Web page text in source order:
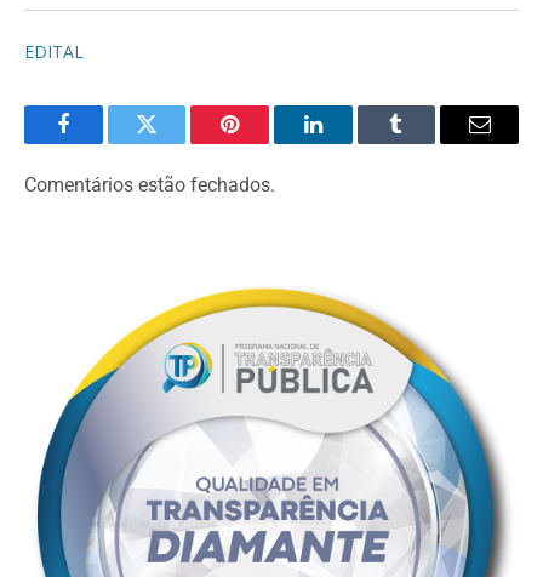
EDITAL
FacebookTwitter Pinterest LinkedInTumblr Email
Comentários estão fechados.